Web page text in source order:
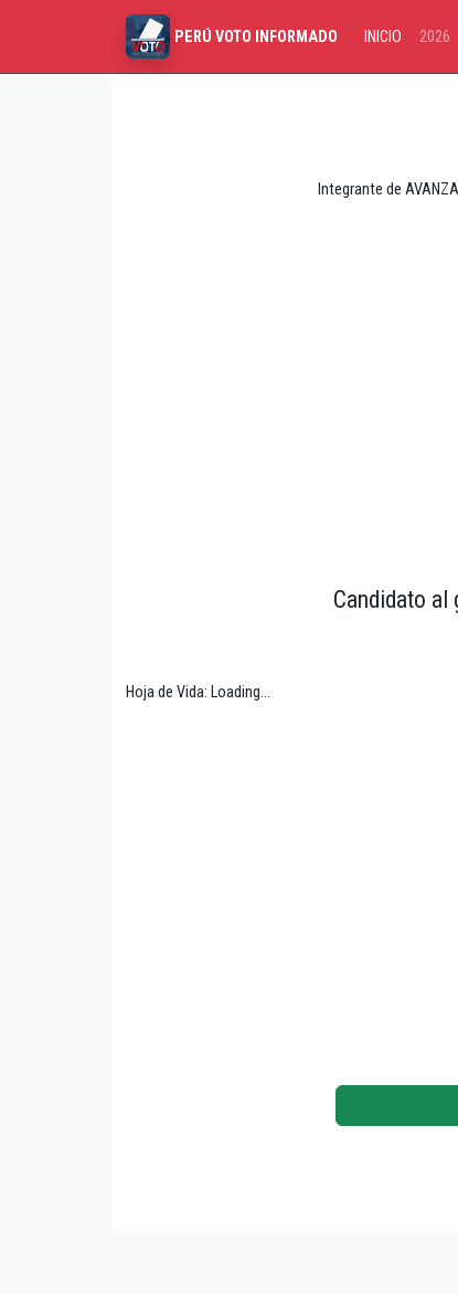
PERÚ VOTO INFORMADO INICIO 2026
Integrante de
Candidato al
Hoja de Vida: Loading...